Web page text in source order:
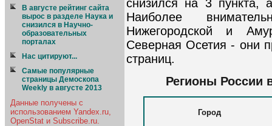
В августе рейтинг сайта
вырос в разделе Наука и
снизился в Научно-
образовательных
порталах
Нас цитируют...
Самые популярные
страницы Демоскопа
Weekly в августе 2013
Данные получены с
использованием Yandex.ru,
OpenStat и Subscribe.ru.
снизился на 3 пункта,
Наиболее
Нижегородской и
Северная Осетия - они
страниц.
Регионы России
Город